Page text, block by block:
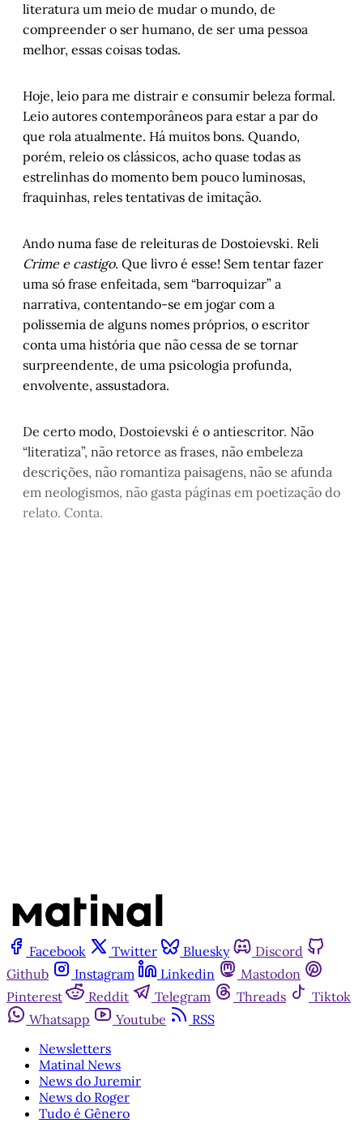
literatura um meio de mudar o mundo, de
compreender o ser humano, de ser uma pessoa
melhor, essas coisas todas.
Hoje, leio para me distrair e consumir beleza formal.
Leio autores contemporâneos para estar a par do
que rola atualmente. Há muitos bons. Quando,
porém, releio os clássicos, acho quase todas as
estrelinhas do momento bem pouco luminosas,
fraquinhas, reles tentativas de imitação.
Ando numa fase de releituras de Dostoievski. Reli
Crime e castigo. Que livro é esse! Sem tentar fazer
uma só frase enfeitada, sem “barroquizar” a
narrativa, contentando-se em jogar com a
polissemia de alguns nomes próprios, o escritor
conta uma história que não cessa de se tornar
surpreendente, de uma psicologia profunda,
envolvente, assustadora.
De certo modo, Dostoievski é o antiescritor. Não
“literatiza”, não retorce as frases, não embeleza
descrições, não romantiza paisagens, não se afunda
em neologismos, não gasta páginas em poetização do
relato. Conta.
Facebook Twitter Bluesky
Discord
Github
Instagram Linkedin
Mastodon
Pinterest
Reddit Telegram Threads
Tiktok
Whatsapp
Youtube
RSS
Newsletters
Matinal News
News do Juremir
News do Roger
Tudo é Gênero